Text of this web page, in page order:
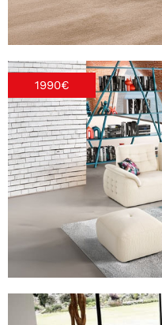
Maxi canapé
1990€